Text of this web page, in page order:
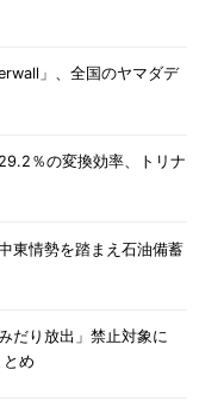
」、全国のヤマダデ
％の変換効率、トリナ
東情勢を踏まえ石油備蓄
だり放出」禁止対象に
め